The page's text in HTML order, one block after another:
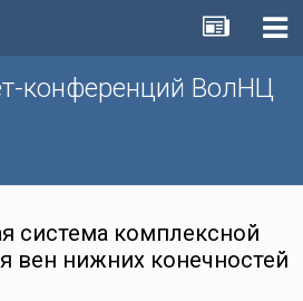
конференций ВолНЦ
система комплексной
вен нижних конечностей